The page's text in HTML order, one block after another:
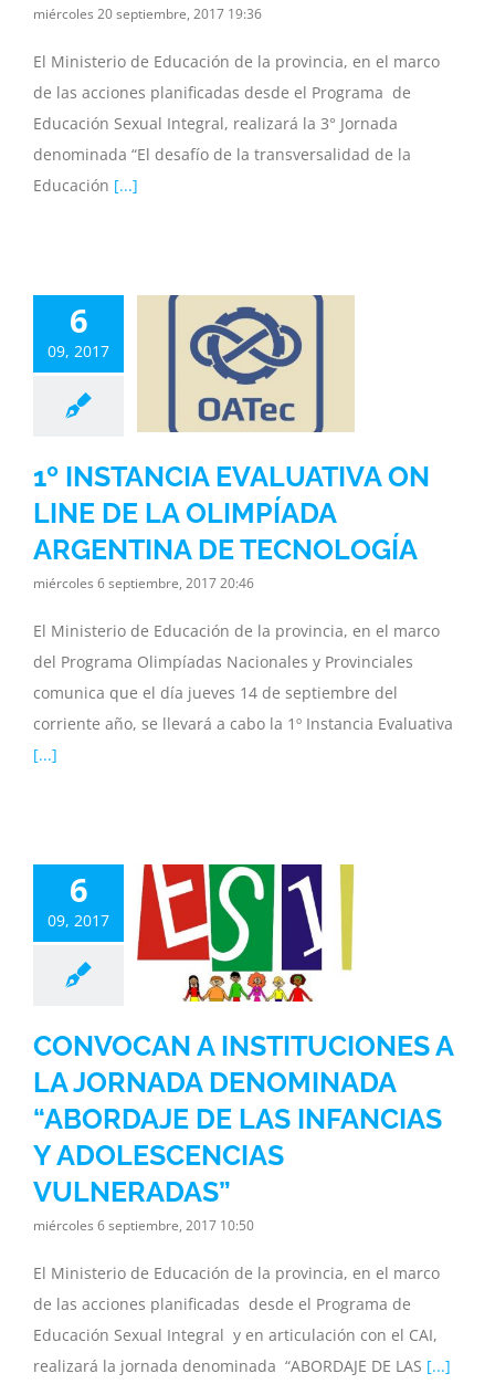
miércoles 20 septiembre, 2017 19:36
El Ministerio de Educación de la provincia, en el marco
de las acciones planificadas desde el Programa de
Educación Sexual Integral, realizará la 3° Jornada
denominada “El desafío de la transversalidad de la
Educación [...]
6
09, 2017
ON
DE LA
DE
y Galeria
1º INSTANCIA EVALUATIVA ON
LINE DE LA OLIMPÍADA
ARGENTINA DE TECNOLOGÍA
miércoles 6 septiembre, 2017 20:46
El Ministerio de Educación de la provincia, en el marco
del Programa Olimpíadas Nacionales y Provinciales
comunica que el día jueves 14 de septiembre del
corriente año, se llevará a cabo la 1º Instancia Evaluativa
[...]
6
09, 2017
DE
Y
Noticias
Subsecretaria
CONVOCAN A INSTITUCIONES A
LA JORNADA DENOMINADA
“ABORDAJE DE LAS INFANCIAS
Y ADOLESCENCIAS
VULNERADAS”
miércoles 6 septiembre, 2017 10:50
El Ministerio de Educación de la provincia, en el marco
de las acciones planificadas desde el Programa de
Educación Sexual Integral y en articulación con el CAI,
realizará la jornada denominada “ABORDAJE DE LAS [...]